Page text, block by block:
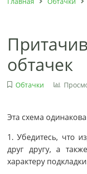
обтачек
Обтачки
Эта схема
1. Убедитесь, что
друг другу, а
характеру